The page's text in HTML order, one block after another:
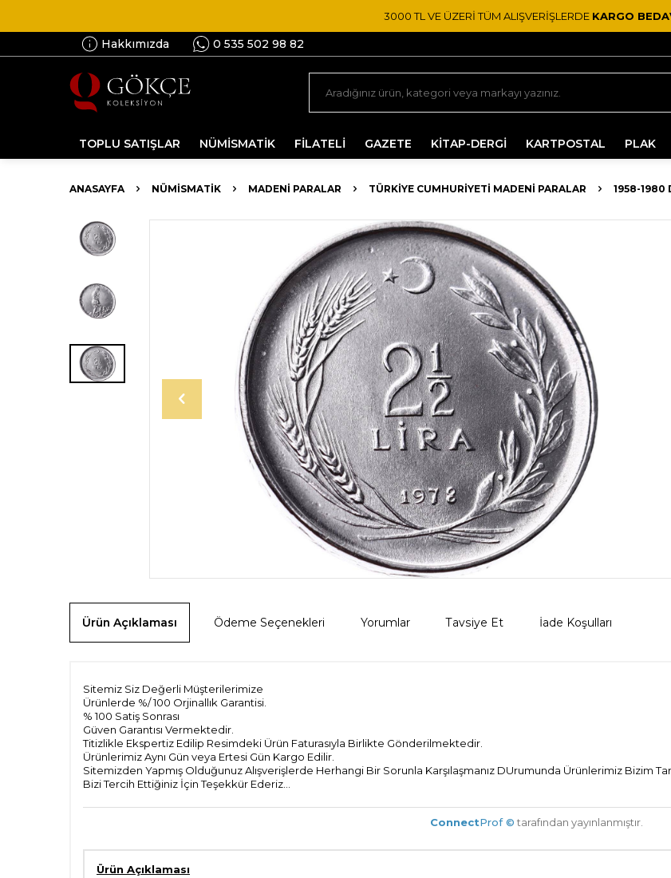
3000 TL VE ÜZERİ TÜM ALIŞVERİŞLERDE KARGO
Hakkımızda 0 535 502 98 82
TOPLU SATIŞLAR NÜMİSMATİK FİLATELİ GAZETE KİTAP-DERGİ KARTPOSTAL PLAK
ANASAYFA NÜMİSMATİK MADENI PARALAR TÜRKIYE CUMHURIYETI MADENI PARALAR 1958-1980
Ürün Açıklaması Ödeme Seçenekleri Yorumlar Tavsiye Et İade Koşulları
Sitemiz Siz Değerli Müşterilerimize
Ürünlerde %/ 100 Orjinallık Garantisi.
% 100 Satiş Sonrası
Güven Garantısı Vermektedir.
Titizlikle Ekspertiz Edilip Resimdeki Ürün Faturasıyla Birlikte Gönderilmektedir.
Ürünlerimiz Aynı Gün veya Ertesi Gün Kargo Edilir.
Sitemizden Yapmış Olduğunuz Alışverişlerde Herhangi Bir Sorunla Karşılaşmanız DUrumunda Ürünlerimiz Bizim
Bizi Tercih Ettiğiniz İçin Teşekkür Ederiz...
ConnectProf © tarafından yayınlanmıştır.
Ürün Açıklaması